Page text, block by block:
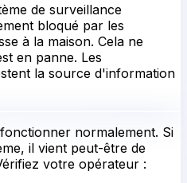
de surveillance
bloqué par les
à la maison. Cela ne
en panne. Les
la source d'information
normalement. Si
il vient peut-être de
votre opérateur :